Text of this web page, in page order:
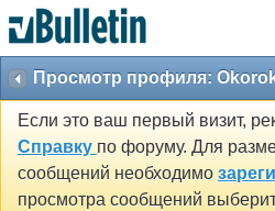
Просмотр профиля:
Если это ваш первый визит,
Справку по форуму. Для
сообщений необходимо
просмотра сообщений